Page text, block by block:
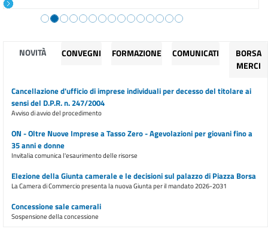
NOVITÀ CONVEGNI FORMAZIONE COMUNICATI
BORSA
MERCI
Cancellazione d'ufficio di imprese individuali per decesso del titolare ai
sensi del D.P.R. n. 247/2004
Avviso di avvio del procedimento
ON - Oltre Nuove Imprese a Tasso Zero - Agevolazioni per giovani fino a
35 anni e donne
Invitalia comunica l'esaurimento delle risorse
Elezione della Giunta camerale e le decisioni sul palazzo di Piazza Borsa
La Camera di Commercio presenta la nuova Giunta per il mandato 2026-2031
Concessione sale camerali
Sospensione della concessione